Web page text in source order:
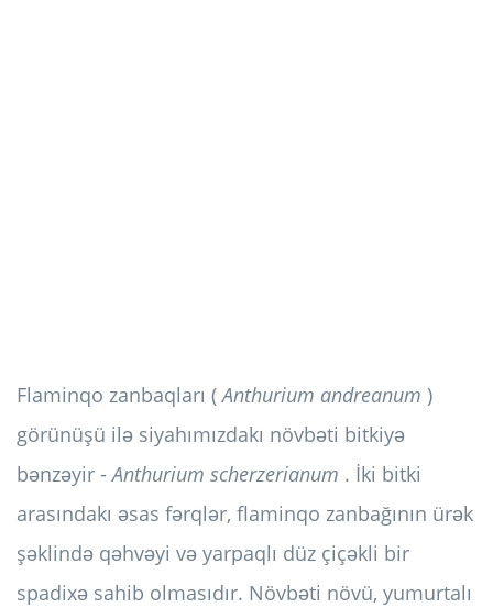
Flaminqo zanbaqları (Anthurium andreanum )
görünüşü ilə siyahımızdakı növbəti bitkiyə
bənzəyir -Anthurium scherzerianum . İki bitki
arasındakı əsas fərqlər, flaminqo zanbağının ürək
şəklində qəhvəyi və yarpaqlı düz çiçəkli bir
spadixə sahib olmasıdır. Növbəti növü, yumurtalı